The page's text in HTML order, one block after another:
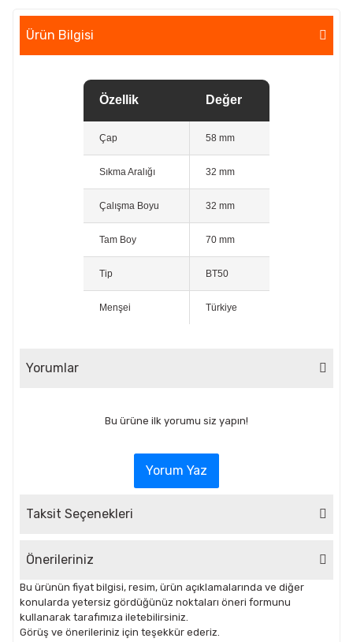
Ürün Bilgisi
Özellik Değer
Çap 58 mm
Sıkma Aralığı 32 mm
Çalışma Boyu 32 mm
Tam Boy 70 mm
Tip BT50
Menşei Türkiye
Yorumlar
Bu ürüne ilk yorumu siz yapın!
Yorum Yaz
Taksit Seçenekleri
Önerileriniz
Bu ürünün fiyat bilgisi, resim, ürün açıklamalarında ve diğer
konularda yetersiz gördüğünüz noktaları öneri formunu
kullanarak tarafımıza iletebilirsiniz.
Görüş ve önerileriniz için teşekkür ederiz.